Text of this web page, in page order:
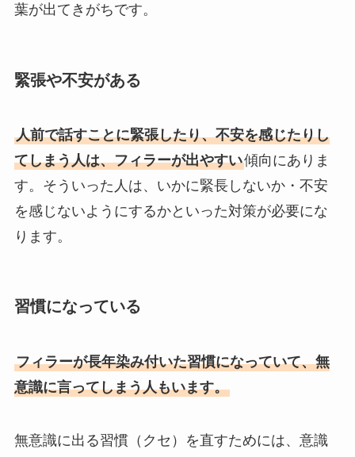
葉が出てきがちです。
緊張や不安がある
人前で話すことに緊張したり、不安を感じたりし
てしまう人は、フィラーが出やすい傾向にありま
す。そういった人は、いかに緊長しないか・不安
を感じないようにするかといった対策が必要にな
ります。
習慣になっている
フィラーが長年染み付いた習慣になっていて、無
意識に言ってしまう人もいます。
無意識に出る習慣（クセ）を直すためには、意識